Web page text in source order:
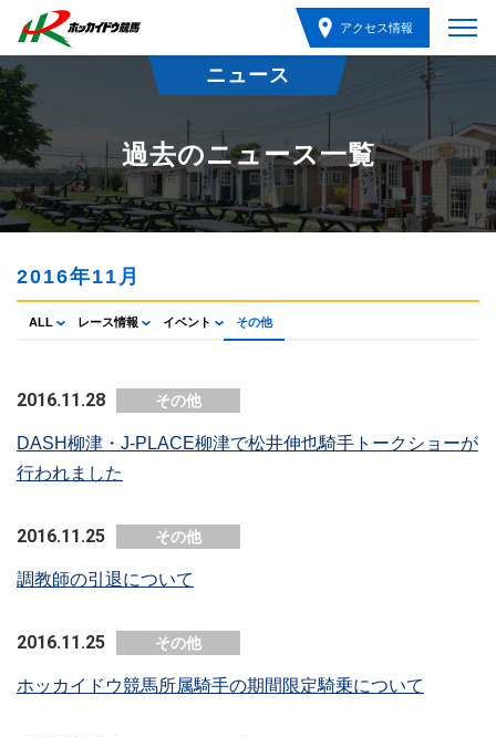
アクセス情報
ニュース
過去のニュース一覧
2016年11月
ALL レース情報 イベント その他
2016.11.28 その他
DASH柳津・J-PLACE柳津で松井伸也騎手トークショーが
行われました
2016.11.25 その他
調教師の引退について
2016.11.25 その他
ホッカイドウ競馬所属騎手の期間限定騎乗について